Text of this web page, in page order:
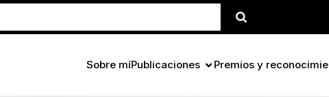
Sobre míPublicaciones Premios y